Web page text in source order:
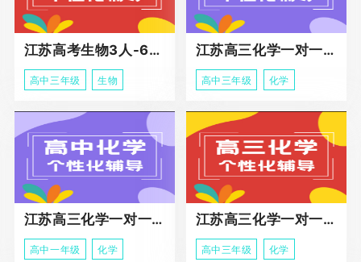
江苏高考生物3人-6人小班助力课程
高中三年级 生物
江苏高三化学一对一个性化冲刺辅导
高中三年级 化学
江苏高三化学一对一个性化辅导
高中一年级 化学
江苏高三化学一对一冲刺辅导课程
高中三年级 化学